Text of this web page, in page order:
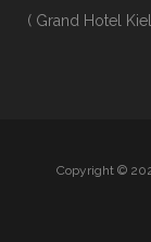
( Grand Hotel
Copyright ©